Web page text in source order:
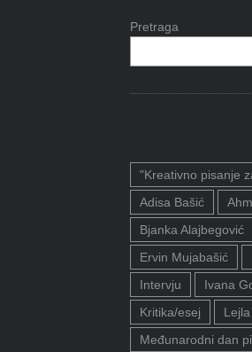
Pretraga
"Kreativno pisanje
Adisa Bašić
Bjanka Alajbegović
Ervin Mujabašić
Intervju
Ivana
Kritika/esej
Međunarodni dan